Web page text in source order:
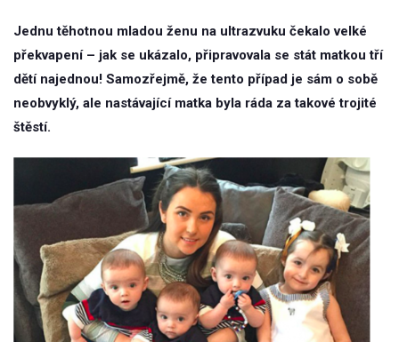
Jednu těhotnou mladou ženu na ultrazvuku čekalo velké
překvapení – jak se ukázalo, připravovala se stát matkou tří
dětí najednou! Samozřejmě, že tento případ je sám o sobě
neobvyklý, ale nastávající matka byla ráda za takové trojité
štěstí.